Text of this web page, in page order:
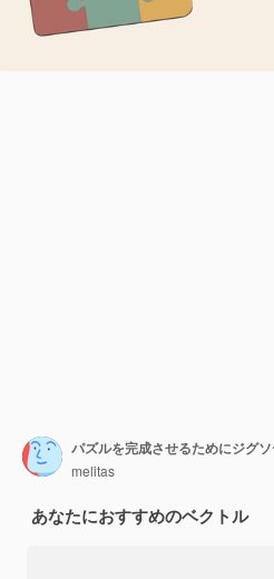
melitas
あなたにおすすめのベクトル